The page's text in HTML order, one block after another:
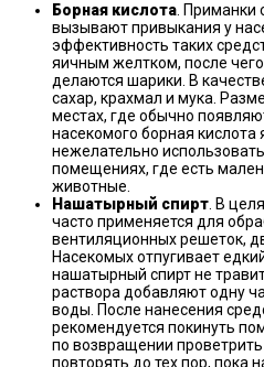
Борная кислота .
вызывают привыкания у
эффективность таких
яичным желтком, после
делаются шарики. В
сахар, крахмал и мука.
местах, где обычно
насекомого борная кислота
нежелательно
помещениях, где есть
животные.
Нашатырный спирт . В
часто применяется для
вентиляционных решеток,
Насекомых отпугивает
нашатырный спирт не
раствора добавляют одну
воды. После нанесения
рекомендуется покинуть
по возвращении
повторять до тех пор, пока